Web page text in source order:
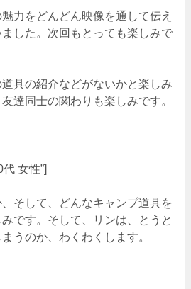
力をどんどん映像を通して伝え
した。次回もとっても楽しみで
具の紹介などがないかと楽しみ
達同士の関わりも楽しみです。
代 女性”]
そして、どんなキャンプ道具を
です。そして、リンは、とうと
うのか、わくわくします。